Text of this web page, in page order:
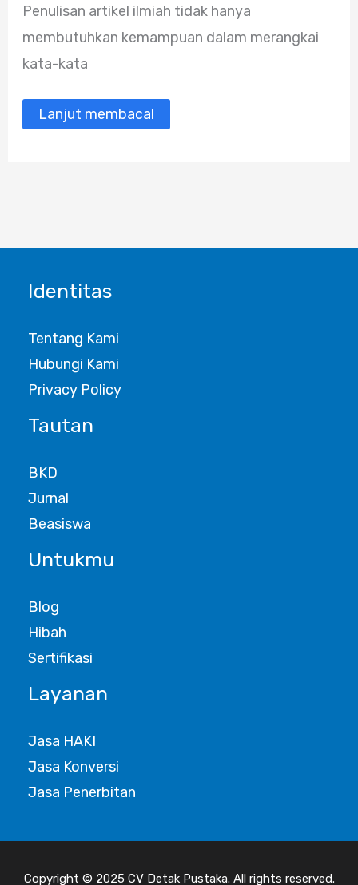
Penulisan artikel ilmiah tidak hanya
membutuhkan kemampuan dalam merangkai
kata-kata
Hasilkan
Tulis
Berkualitas
Lanjut membaca!
Identitas
Tentang Kami
Hubungi Kami
Privacy Policy
Tautan
BKD
Jurnal
Beasiswa
Untukmu
Blog
Hibah
Sertifikasi
Layanan
Jasa HAKI
Jasa Konversi
Jasa Penerbitan
Copyright © 2025 CV Detak Pustaka. All rights reserved.